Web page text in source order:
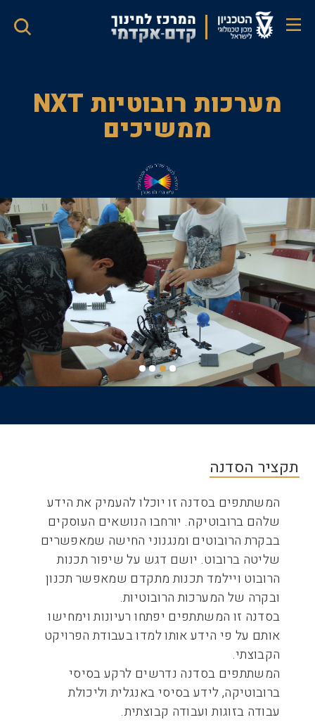
לתוכן
העיקרי
רובוטיות מערכות רובוטיות NXT
ממשיכים
תקציר הסדנה
המשתתפים בסדנה זו יוכלו להעמיק את הידע
שלהם ברובוטיקה. יורחבו הנושאים העוסקים
בבקרת הרובוטים ומנגנוני החישה שמאפשרים
שליטה ברובוט. יושם דגש על שיפור תכנות
הרובוט ויילמד תכנות מתקדם שמאפשר תכנון
ובקרה של המערכות הרובוטיות.
בסדנה זו המשתתפים יפתחו רעיונות וימחישו
אותם על פי הידע אותו למדו בעבודת הפרויקט
הקבוצתי.
המשתתפים בסדנה נדרשים לרקע בסיסי
ברובוטיקה, לידע בסיסי באנגלית וליכולת
עבודה בזוגות ועבודה קבוצתית.